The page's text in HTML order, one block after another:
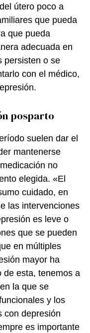
útero poco a
que pueda
que pueda
adecuada en
persisten o se
con el médico,
posparto
suelen dar el
mantenerse
no
elegida. «El
cuidado, en
las intervenciones
es leve o
que se pueden
en múltiples
mayor ha
de esta, tenemos a
la que se
y los
con depresión
es importante